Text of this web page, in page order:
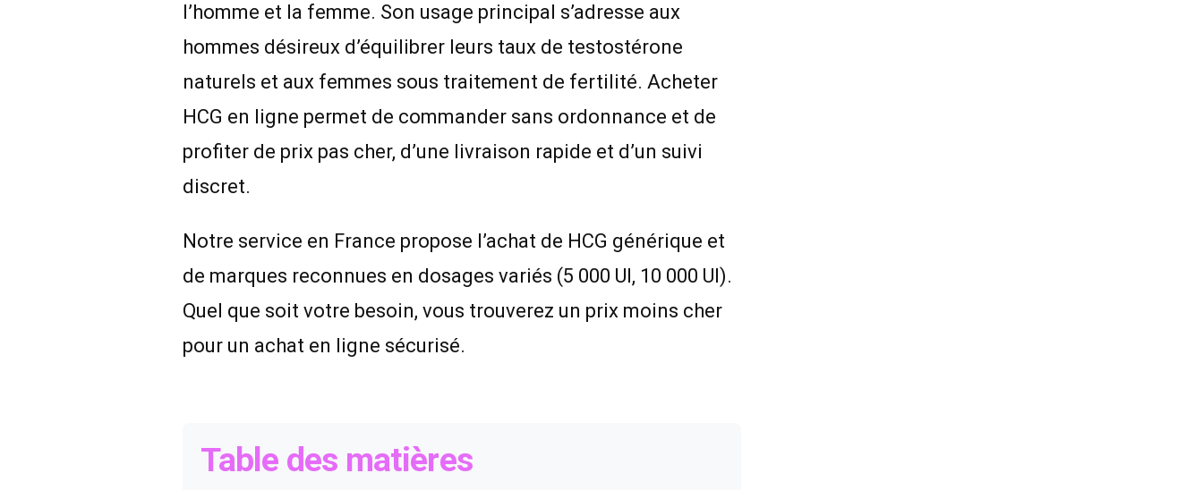
l’homme et la femme. Son usage principal s’adresse aux
hommes désireux d’équilibrer leurs taux de testostérone
naturels et aux femmes sous traitement de fertilité. Acheter
HCG en ligne permet de commander sans ordonnance et de
profiter de prix pas cher, d’une livraison rapide et d’un suivi
discret.
Notre service en France propose l’achat de HCG générique et
de marques reconnues en dosages variés (5 000 UI, 10 000 UI).
Quel que soit votre besoin, vous trouverez un prix moins cher
pour un achat en ligne sécurisé.
Table des matières